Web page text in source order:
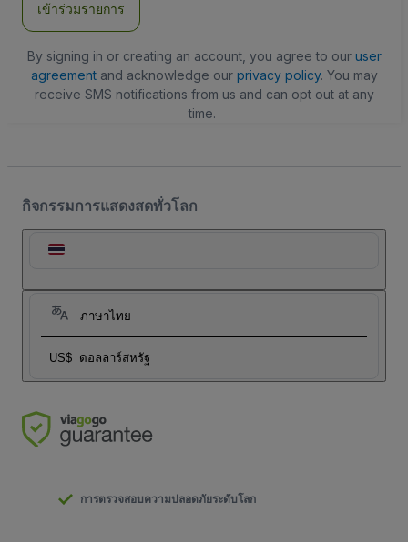
เข้าร่วมรายการ
By signing in or creating an account, you agree to our user
agreementand acknowledge our privacy policy. You may
receive SMS notifications from us and can opt out at any
time.
กิจกรรมการแสดงสดทั่วโลก
ภาษาไทย
US$ ดอลลาร์สหรัฐ
การตรวจสอบความปลอดภัยระดับโลก